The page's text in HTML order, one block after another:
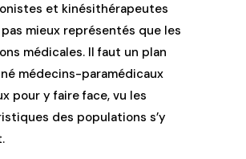
et kinésithérapeutes
pas mieux représentés que les
médicales. Il faut un plan
médecins-paramédicaux
pour y faire face, vu les
des populations s’y